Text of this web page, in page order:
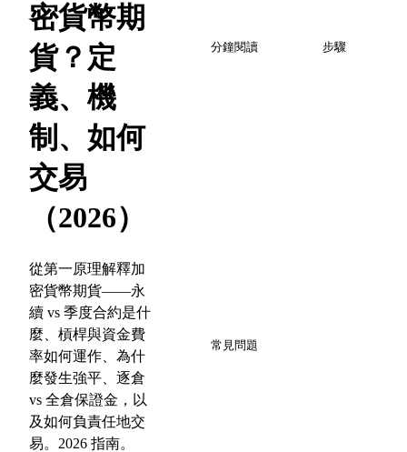
密貨幣期
貨？定
義、機
制、如何
交易
（2026）
從第一原理解釋加
密貨幣期貨——永
續 vs 季度合約是什
麼、槓桿與資金費
率如何運作、為什
麼發生強平、逐倉
vs 全倉保證金，以
及如何負責任地交
易。2026 指南。
分鐘閱讀 步驟
常見問題